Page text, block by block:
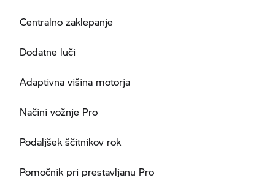
Centralno zaklepanje
Dodatne luči
Adaptivna višina motorja
Načini vožnje Pro
Podaljšek ščitnikov rok
Pomočnik pri prestavljanu Pro